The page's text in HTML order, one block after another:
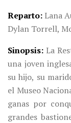
Reparto Lana
Dylan Torrell,
Sinopsis La
una joven
su hijo, su
el Museo
ganas por
grandes